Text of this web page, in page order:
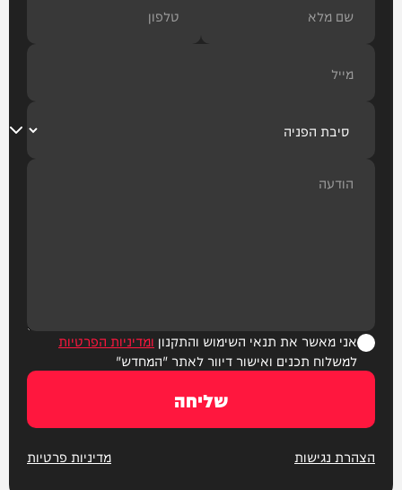
אני מאשר את תנאי השימוש והתקנון ומדיניות הפרטיות
למשלוח תכנים ואישור דיוור לאתר "המחדש"
שליחה
הצהרת נגישות מדיניות פרטיות